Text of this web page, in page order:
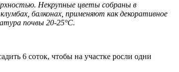
Некрупные цветы собраны в
балконах, применяют как декоративное
почвы 20-25°С.
6 соток, чтобы на участке росли одни